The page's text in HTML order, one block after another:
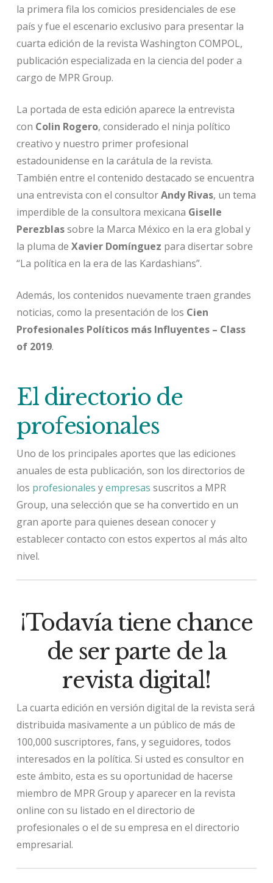
la primera fila los comicios presidenciales de ese
país y fue el escenario exclusivo para presentar la
cuarta edición de la revista Washington COMPOL,
publicación especializada en la ciencia del poder a
cargo de MPR Group.
La portada de esta edición aparece la entrevista
con Colin Rogero, considerado el ninja político
creativo y nuestro primer profesional
estadounidense en la carátula de la revista.
También entre el contenido destacado se encuentra
una entrevista con el consultorAndy Rivas, un tema
imperdible de la consultora mexicana Giselle
Perezblassobre la Marca México en la era global y
la pluma de Xavier Domínguez para disertar sobre
“La política en la era de las Kardashians”.
Además, los contenidos nuevamente traen grandes
noticias, como la presentación de los Cien
Profesionales Políticos más Influyentes – Class
of 2019.
El directorio de
profesionales
Uno de los principales aportes que las ediciones
anuales de esta publicación, son los directorios de
los profesionales yempresas suscritos a MPR
Group, una selección que se ha convertido en un
gran aporte para quienes desean conocer y
establecer contacto con estos expertos al más alto
nivel.
¡Todavía tiene chance
de ser parte de la
revista digital!
La cuarta edición en versión digital de la revista será
distribuida masivamente a un público de más de
100,000 suscriptores, fans, y seguidores, todos
interesados en la política. Si usted es consultor en
este ámbito, esta es su oportunidad de hacerse
miembro de MPR Group y aparecer en la revista
online con su listado en el directorio de
profesionales o el de su empresa en el directorio
empresarial.